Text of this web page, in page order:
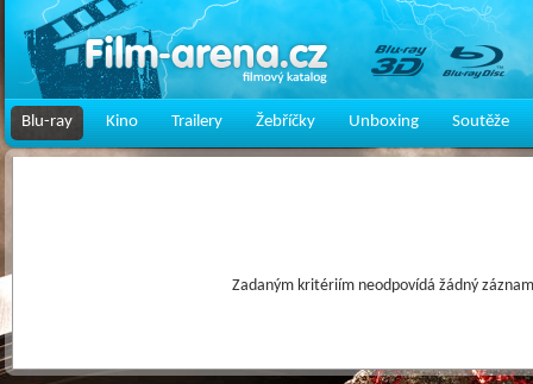
Blu-ray Kino Trailery Žebříčky Unboxing Soutěže
Zadaným kritériím neodpovídá žádný